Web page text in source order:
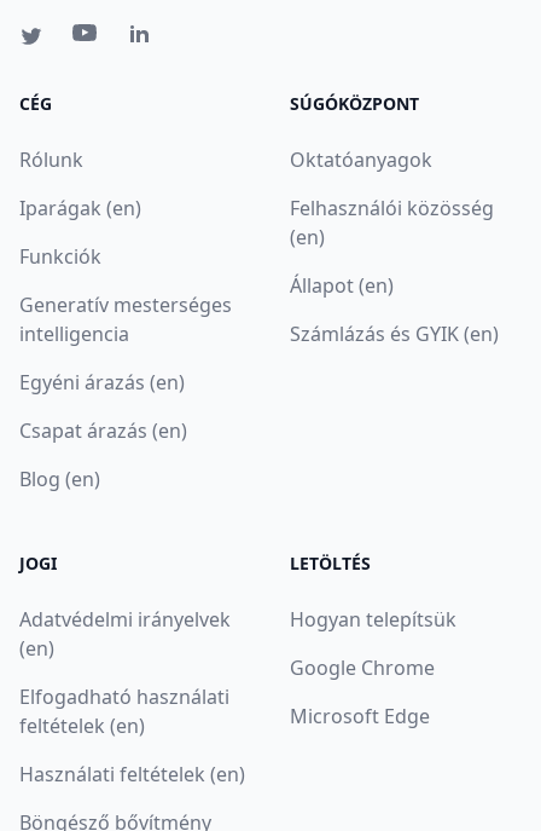
CÉG
Rólunk
Iparágak (en)
Funkciók
Generatív mesterséges
intelligencia
Egyéni árazás (en)
Csapat árazás (en)
Blog (en)
SÚGÓKÖZPONT
Oktatóanyagok
Felhasználói közösség
(en)
Állapot (en)
Számlázás és GYIK (en)
JOGI
Adatvédelmi irányelvek
(en)
Elfogadható használati
feltételek (en)
Használati feltételek (en)
Böngésző bővítmény
LETÖLTÉS
Hogyan telepítsük
Google Chrome
Microsoft Edge